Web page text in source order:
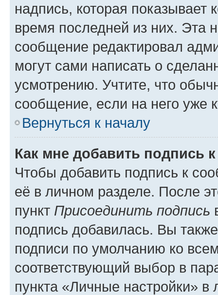
надпись, которая показывает
время последней из них. Эта
сообщение редактировал
могут сами написать о
усмотрению. Учтите, что
сообщение, если на него уже
Вернуться к началу
Как мне добавить подпись
Чтобы добавить подпись к
её в личном разделе. После
пункт Присоединить подпись
подпись добавилась. Вы
подписи по умолчанию ко
соответствующий выбор в
пункта «Личные настройки»